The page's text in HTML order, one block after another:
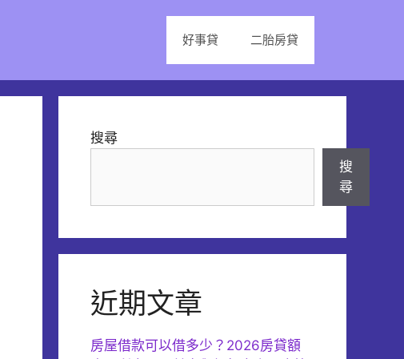
好事貸 二胎房貸
搜尋
搜
尋
近期文章
房屋借款可以借多少？2026房貸額